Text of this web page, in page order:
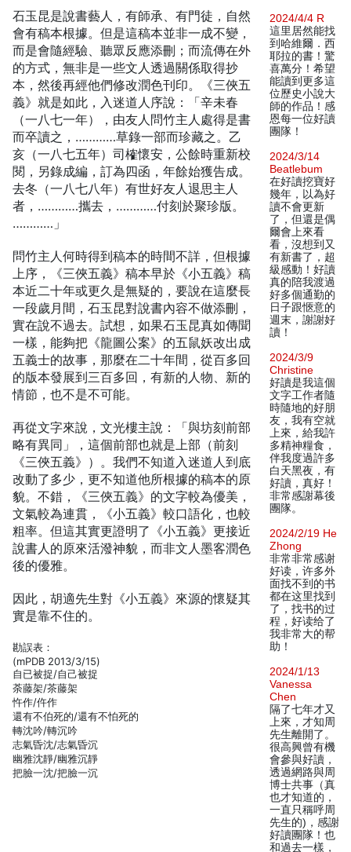
石玉昆是說書藝人，有師承、有門徒，自然
會有稿本根據。但是這稿本並非一成不變，
而是會隨經驗、聽眾反應添刪；而流傳在外
的方式，無非是一些文人透過關係取得抄
本，然後再經他們修改潤色刊印。《三俠五
義》就是如此，入迷道人序說：「辛未春
（一八七一年），由友人問竹主人處得是書
而卒讀之，…………草錄一部而珍藏之。乙
亥（一八七五年）司榷懷安，公餘時重新校
閱，另錄成編，訂為四函，年餘始獲告成。
去冬（一八七八年）有世好友人退思主人
者，…………攜去，…………付刻於聚珍版。
…………」
問竹主人何時得到稿本的時間不詳，但根據
上序，《三俠五義》稿本早於《小五義》稿
本近二十年或更久是無疑的，要說在這麼長
一段歲月間，石玉昆對說書內容不做添刪，
實在說不過去。試想，如果石玉昆真如傳聞
一樣，能夠把《龍圖公案》的五鼠妖改出成
五義士的故事，那麼在二十年間，從百多回
的版本發展到三百多回，有新的人物、新的
情節，也不是不可能。
再從文字來說，文光樓主說：「與坊刻前部
略有異同」，這個前部也就是上部（前刻
《三俠五義》）。我們不知道入迷道人到底
改動了多少，更不知道他所根據的稿本的原
貌。不錯，《三俠五義》的文字較為優美，
文氣較為連貫，《小五義》較口語化，也較
粗率。但這其實更證明了《小五義》更接近
說書人的原來活潑神貌，而非文人墨客潤色
後的優雅。
因此，胡適先生對《小五義》來源的懷疑其
實是靠不住的。
勘誤表：
(mPDB 2013/3/15)
自已被捉/自己被捉
荼藤架/茶藤架
忤作/仵作
還有不伯死的/還有不怕死的
轉沈吟/轉沉吟
志氣昏沈/志氣昏沉
幽雅沈靜/幽雅沉靜
把臉一沈/把臉一沉
2024/4/4 R
這里居然能找
到哈維爾．西
耶拉的書！驚
喜萬分！希望
能讀到更多這
位歷史小說大
師的作品！感
恩每一位好讀
團隊！
2024/3/14
Beatlebum
在好讀挖寶好
幾年，以為好
讀不會更新
了，但還是偶
爾會上來看
看，沒想到又
有新書了，超
級感動！好讀
真的陪我渡過
好多個通勤的
日子跟愜意的
週末，謝謝好
讀！
2024/3/9
Christine
好讀是我這個
文字工作者隨
時隨地的好朋
友，我有空就
上來，給我許
多精神糧食，
伴我度過許多
白天黑夜，有
好讀，真好！
非常感謝幕後
團隊。
2024/2/19 He
Zhong
非常非常感谢
好读，许多外
面找不到的书
都在这里找到
了，找书的过
程，好读给了
我非常大的帮
助！
2024/1/13
Vanessa
Chen
隔了七年才又
上來，才知周
先生離開了。
很高興曾有機
會參與好讀，
透過網路與周
博士共事（真
也才知道的，
一直只稱呼周
先生的)，感謝
好讀團隊！也
和過去一樣，